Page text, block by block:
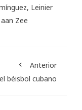
, Leinier
Zee
Anterior
béisbol cubano